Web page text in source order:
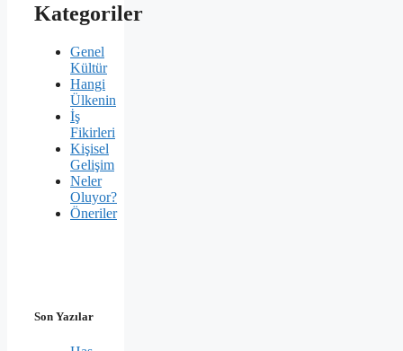
Kategoriler
Genel
Kültür
Hangi
Ülkenin
İş
Fikirleri
Kişisel
Gelişim
Neler
Oluyor?
Öneriler
Son Yazılar